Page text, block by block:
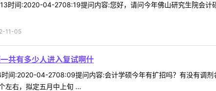
时间:2020-04-2708:19提问内容:您好，请问今年佛山研究生院会计
11-05
共有多少人进入复试啊什
间:2020-04-2708:09提问内容:会计学硕今年有扩招吗？有没有调剂
左右，拟定五月中上旬 ...